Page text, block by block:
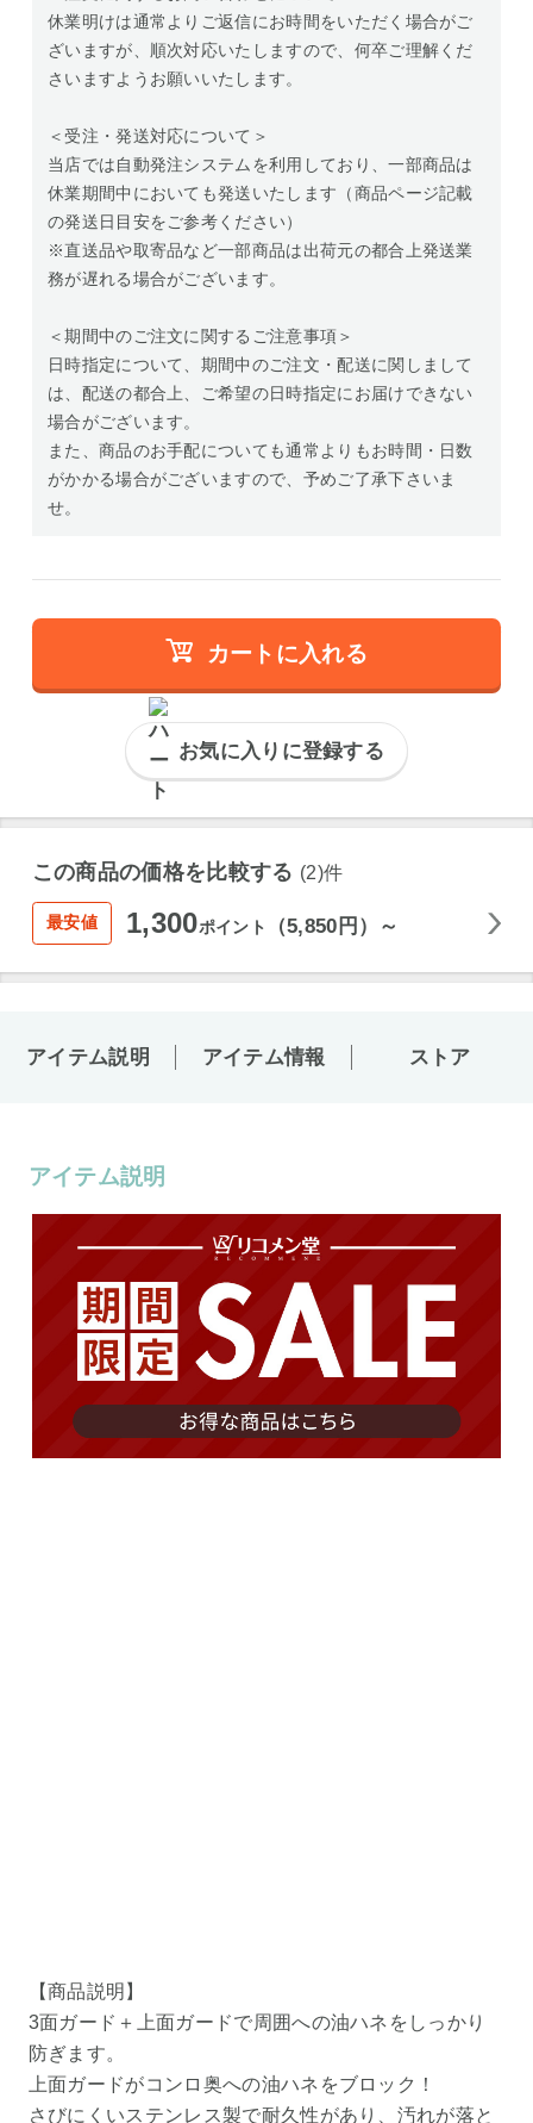
休業明けは通常よりご返信にお時間をいただく場合がご
ざいますが、順次対応いたしますので、何卒ご理解くだ
さいますようお願いいたします。
＜受注・発送対応について＞
当店では自動発注システムを利用しており、一部商品は
休業期間中においても発送いたします（商品ページ記載
の発送日目安をご参考ください）
※直送品や取寄品など一部商品は出荷元の都合上発送業
務が遅れる場合がございます。
＜期間中のご注文に関するご注意事項＞
日時指定について、期間中のご注文・配送に関しまして
は、配送の都合上、ご希望の日時指定にお届けできない
場合がございます。
また、商品のお手配についても通常よりもお時間・日数
がかかる場合がございますので、予めご了承下さいま
せ。
カートに入れる
お気に入りに登録する
この商品の価格を比較する (2)件
最安値 1,300ポイント （5,850円）～
アイテム説明 アイテム情報 ストア
アイテム説明
【商品説明】
3面ガード＋上面ガードで周囲への油ハネをしっかり
防ぎます。
上面ガードがコンロ奥への油ハネをブロック！
さびにくいステンレス製で耐久性があり、汚れが落と